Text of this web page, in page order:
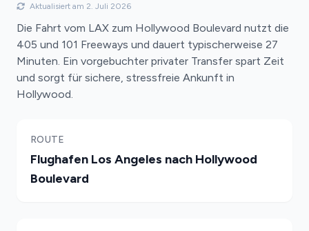
Aktualisiert am 2. Juli 2026
Die Fahrt vom LAX zum Hollywood Boulevard nutzt die
405 und 101 Freeways und dauert typischerweise 27
Minuten. Ein vorgebuchter privater Transfer spart Zeit
und sorgt für sichere, stressfreie Ankunft in
Hollywood.
ROUTE
Flughafen Los Angeles nach Hollywood
Boulevard